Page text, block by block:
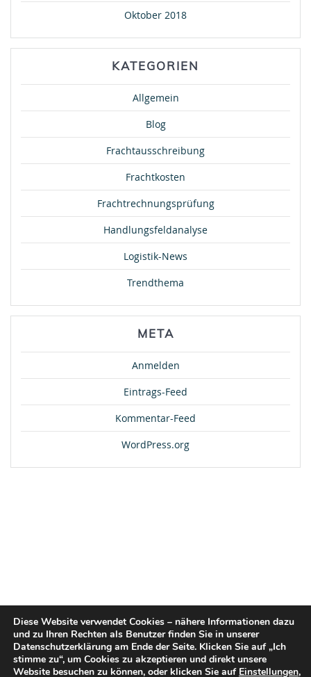
Oktober 2018
KATEGORIEN
Allgemein
Blog
Frachtausschreibung
Frachtkosten
Frachtrechnungsprüfung
Handlungsfeldanalyse
Logistik-News
Trendthema
META
Anmelden
Eintrags-Feed
Kommentar-Feed
WordPress.org
Diese Website verwendet Cookies – nähere Informationen dazu
und zu Ihren Rechten als Benutzer finden Sie in unserer
Datenschutzerklärung am Ende der Seite. Klicken Sie auf „Ich
stimme zu“, um Cookies zu akzeptieren und direkt unsere
Website besuchen zu können, oder klicken Sie auf Einstellungen,